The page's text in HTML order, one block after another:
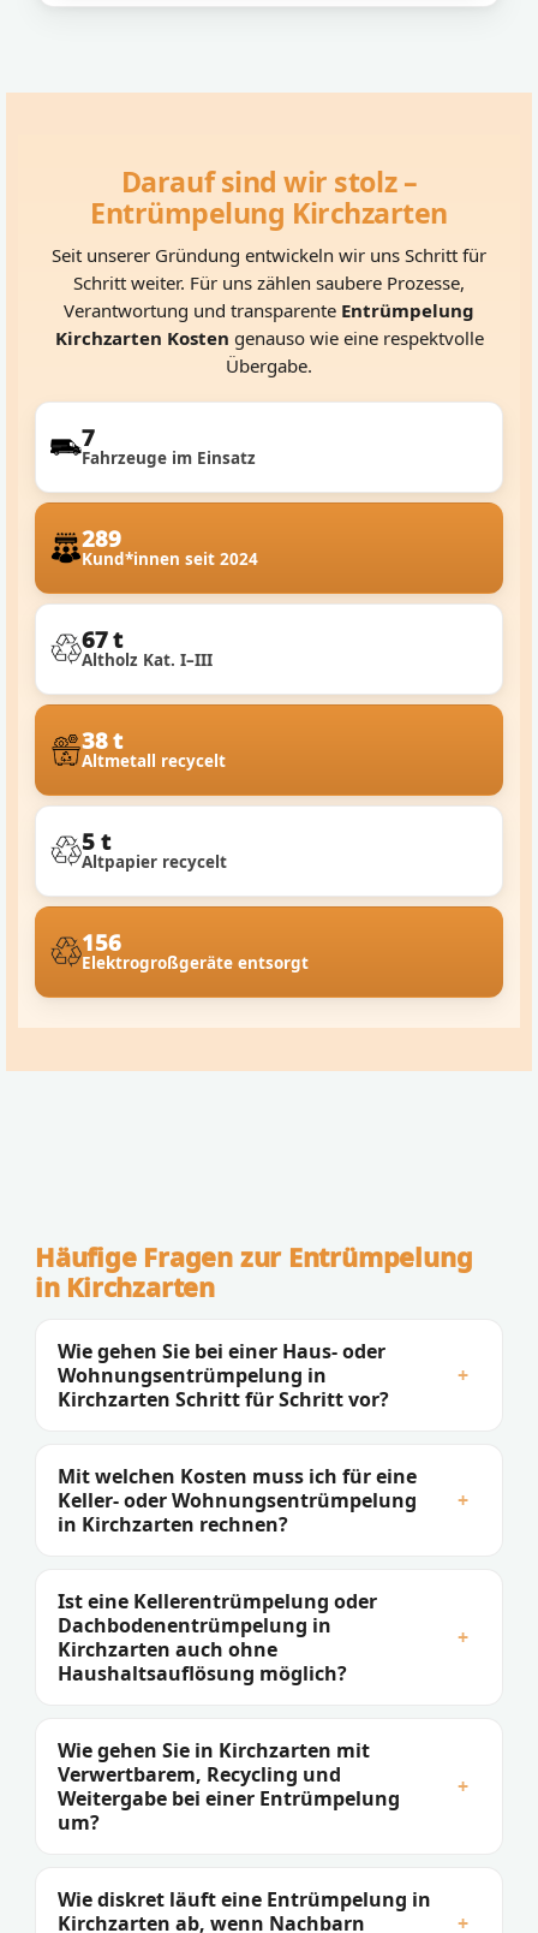
Darauf sind wir stolz –
Entrümpelung Kirchzarten
Seit unserer Gründung entwickeln wir uns Schritt für
Schritt weiter. Für uns zählen saubere Prozesse,
Verantwortung und transparente Entrümpelung
Kirchzarten Kosten genauso wie eine respektvolle
Übergabe.
7
Fahrzeuge im Einsatz
289
Kund*innen seit 2024
67 t
Altholz Kat. I–III
38 t
Altmetall recycelt
5 t
Altpapier recycelt
156
Elektrogroßgeräte entsorgt
Häufige Fragen zur Entrümpelung
in Kirchzarten
Wie gehen Sie bei einer Haus- oder
Wohnungsentrümpelung in
Kirchzarten Schritt für Schritt vor?
+
Mit welchen Kosten muss ich für eine
Keller- oder Wohnungsentrümpelung
in Kirchzarten rechnen?
+
Ist eine Kellerentrümpelung oder
Dachbodenentrümpelung in
Kirchzarten auch ohne
Haushaltsauflösung möglich?
+
Wie gehen Sie in Kirchzarten mit
Verwertbarem, Recycling und
Weitergabe bei einer Entrümpelung
um?
+
Wie diskret läuft eine Entrümpelung in
Kirchzarten ab, wenn Nachbarn
+